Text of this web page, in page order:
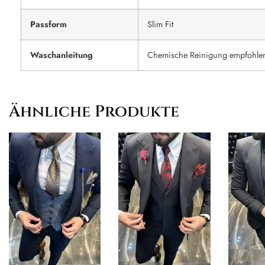
Passform Slim Fit
Waschanleitung Chemische Reinigung
Ähnliche Produkte